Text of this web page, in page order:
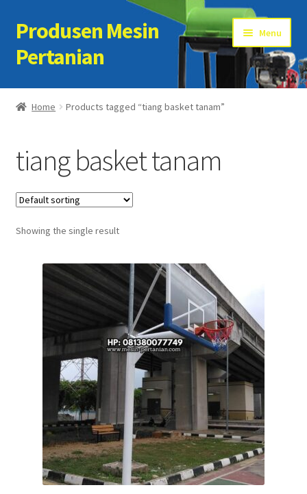
Skip
to
navigation
Skip
to
content
Produsen Mesin
Pertanian
Menu
Home
Cart
Checkout
Kontak Kami
My account
Sample Page
Home Products tagged “tiang basket tanam”
tiang basket tanam
Showing the single result